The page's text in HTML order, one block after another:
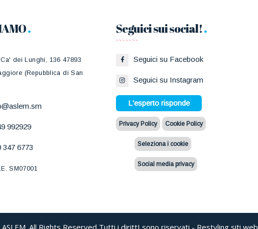
dei Lunghi, 136 47893
(Repubblica di San
992929
347 6773
SM07001
Seguici sui social!
Seguici su Facebook
Seguici su Instagram
L'esperto risponde
Privacy Policy Cookie Policy
Seleziona i cookie
Social media privacy